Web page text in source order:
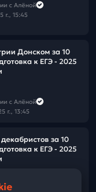
с Алёной
г., 15:45
Донском за 10
к ЕГЭ - 2025
с Алёной
г., 13:45
за 10
к ЕГЭ - 2025
с Алёной